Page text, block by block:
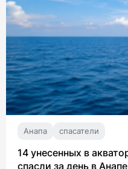
Анапа спасатели
14 унесенных в
спасли за день в Анапе